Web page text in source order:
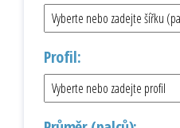
Profil: